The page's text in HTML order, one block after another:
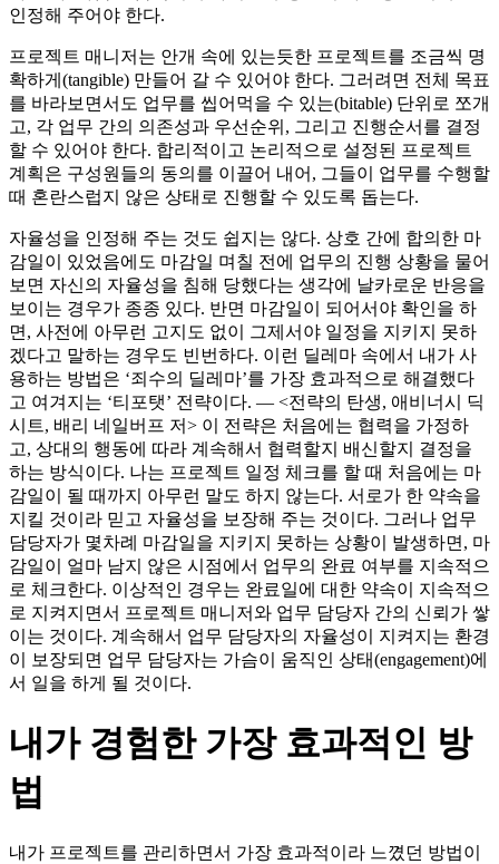
인정해 주어야 한다.
프로젝트 매니저는 안개 속에 있는듯한 프로젝트를 조금씩 명
확하게(tangible) 만들어 갈 수 있어야 한다. 그러려면 전체 목표
를 바라보면서도 업무를 씹어먹을 수 있는(bitable) 단위로 쪼개
고, 각 업무 간의 의존성과 우선순위, 그리고 진행순서를 결정
할 수 있어야 한다. 합리적이고 논리적으로 설정된 프로젝트
계획은 구성원들의 동의를 이끌어 내어, 그들이 업무를 수행할
때 혼란스럽지 않은 상태로 진행할 수 있도록 돕는다.
자율성을 인정해 주는 것도 쉽지는 않다. 상호 간에 합의한 마
감일이 있었음에도 마감일 며칠 전에 업무의 진행 상황을 물어
보면 자신의 자율성을 침해 당했다는 생각에 날카로운 반응을
보이는 경우가 종종 있다. 반면 마감일이 되어서야 확인을 하
면, 사전에 아무런 고지도 없이 그제서야 일정을 지키지 못하
겠다고 말하는 경우도 빈번하다. 이런 딜레마 속에서 내가 사
용하는 방법은 ‘죄수의 딜레마’를 가장 효과적으로 해결했다
고 여겨지는 ‘티포탯’ 전략이다. — <전략의 탄생, 애비너시 딕
시트, 배리 네일버프 저> 이 전략은 처음에는 협력을 가정하
고, 상대의 행동에 따라 계속해서 협력할지 배신할지 결정을
하는 방식이다. 나는 프로젝트 일정 체크를 할 때 처음에는 마
감일이 될 때까지 아무런 말도 하지 않는다. 서로가 한 약속을
지킬 것이라 믿고 자율성을 보장해 주는 것이다. 그러나 업무
담당자가 몇차례 마감일을 지키지 못하는 상황이 발생하면, 마
감일이 얼마 남지 않은 시점에서 업무의 완료 여부를 지속적으
로 체크한다. 이상적인 경우는 완료일에 대한 약속이 지속적으
로 지켜지면서 프로젝트 매니저와 업무 담당자 간의 신뢰가 쌓
이는 것이다. 계속해서 업무 담당자의 자율성이 지켜지는 환경
이 보장되면 업무 담당자는 가슴이 움직인 상태(engagement)에
서 일을 하게 될 것이다.
내가 경험한 가장 효과적인 방
법
내가 프로젝트를 관리하면서 가장 효과적이라 느꼈던 방법이